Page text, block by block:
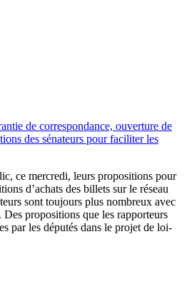
de correspondance, ouverture de
des sénateurs pour faciliter les
ce mercredi, leurs propositions pour
d’achats des billets sur le réseau
sont toujours plus nombreux avec
propositions que les rapporteurs
par les députés dans le projet de loi-